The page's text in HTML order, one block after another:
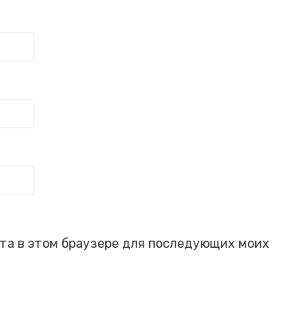
в этом браузере для последующих моих